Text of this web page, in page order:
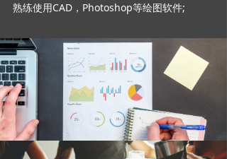
熟练使用CAD，Photoshop等绘图软件;